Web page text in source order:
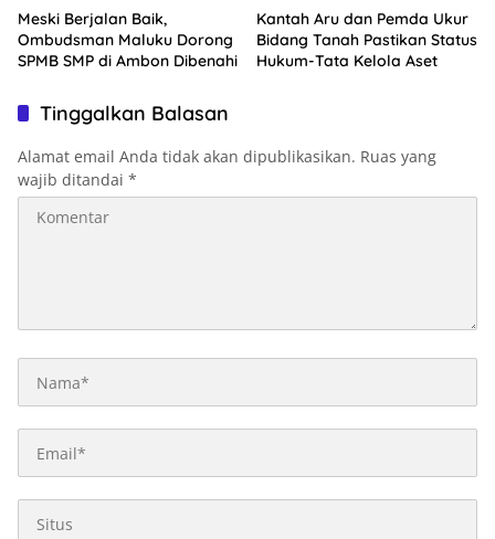
Meski Berjalan Baik,
Ombudsman Maluku Dorong
SPMB SMP di Ambon Dibenahi
Kantah Aru dan Pemda Ukur
Bidang Tanah Pastikan Status
Hukum-Tata Kelola Aset
Tinggalkan Balasan
Alamat email Anda tidak akan dipublikasikan. Ruas yang
wajib ditandai *